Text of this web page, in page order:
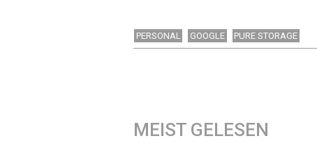
PERSONAL GOOGLE PURE STORAGE
MEIST GELESEN